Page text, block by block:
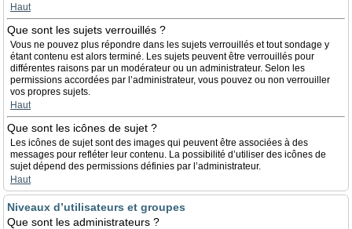
Haut
Que sont les sujets verrouillés ?
Vous ne pouvez plus répondre dans les sujets verrouillés et tout sondage y
étant contenu est alors terminé. Les sujets peuvent être verrouillés pour
différentes raisons par un modérateur ou un administrateur. Selon les
permissions accordées par l’administrateur, vous pouvez ou non verrouiller
vos propres sujets.
Haut
Que sont les icônes de sujet ?
Les icônes de sujet sont des images qui peuvent être associées à des
messages pour refléter leur contenu. La possibilité d’utiliser des icônes de
sujet dépend des permissions définies par l’administrateur.
Haut
Niveaux d’utilisateurs et groupes
Que sont les administrateurs ?